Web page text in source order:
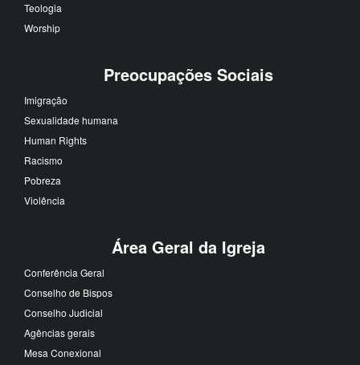
Teologia
Worship
Preocupações Sociais
Imigração
Sexualidade humana
Human Rights
Racismo
Pobreza
Violência
Área Geral da Igreja
Conferência Geral
Conselho de Bispos
Conselho Judicial
Agências gerais
Mesa Conexional